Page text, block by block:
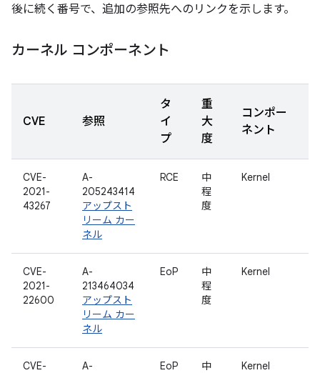
後に続く番号で、追加の参照先へのリンクを示します。
カーネル コンポーネント
CVE 参照
タ
イ
プ
重
大
度
コンポー
ネント
CVE-
2021-
43267
A-
205243414
アップスト
リーム カー
ネル
RCE
中
程
度
Kernel
CVE-
2021-
22600
A-
213464034
アップスト
リーム カー
ネル
EoP
中
程
度
Kernel
CVE-
A-
EoP
中
Kernel